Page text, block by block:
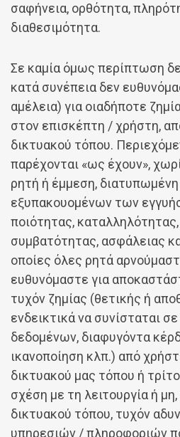
σαφήνεια, ορθότητα,
διαθεσιμότητα.
Σε καμία όμως περίπτωση
κατά συνέπεια δεν
αμέλεια) για οιαδήποτε
στον επισκέπτη / χρήστη,
δικτυακού τόπου.
παρέχονται «ως έχουν»,
ρητή ή έμμεση,
εξυπακουομένων των
ποιότητας,
συμβατότητας, ασφάλειας
οποίες όλες ρητά
ευθυνόμαστε για
τυχόν ζημίας (θετικής ή
ενδεικτικά να συνίσταται
δεδομένων, διαφυγόντα
ικανοποίηση κλπ.) από
δικτυακού μας τόπου ή
σχέση με τη λειτουργία ή
δικτυακού τόπου, τυχόν
υπηρεσιών / πληροφοριών